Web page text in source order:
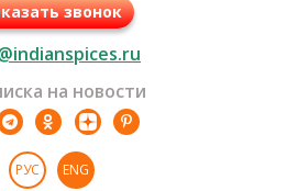
звонок
на новости
РУС ENG